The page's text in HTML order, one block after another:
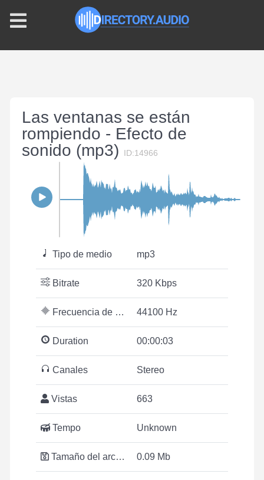
Las ventanas se están
rompiendo - Efecto de
sonido (mp3)
ID:14966
Tipo de medio mp3
Bitrate 320 Kbps
Frecuencia de muestreo 44100 Hz
Duration 00:00:03
Canales Stereo
Vistas 663
Tempo Unknown
Tamaño del archivo 0.09 Mb